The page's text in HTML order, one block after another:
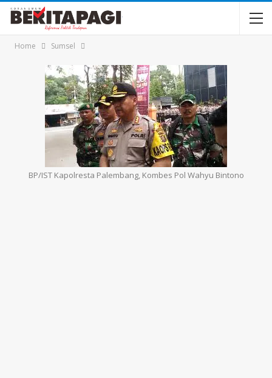
Home Sumsel
BP/IST Kapolresta Palembang, Kombes Pol Wahyu Bintono